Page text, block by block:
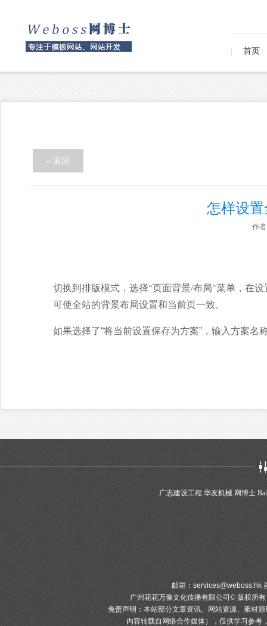
首页
« 返回
怎样设
作
切换到排版模式，选择“页面背景/布局"菜单，在
可使全站的背景布局设置和当前页一致。
如果选择了“将当前设置保存为方案”，输入方案
广志建设工程 华友机械 网博士
邮箱： services@weboss.hk
广州花花万像文化传播有限公司© 版权所有
免责声明：本站部分文章资讯、网站资源、素材
内容转载自网络合作媒体），仅供学习参